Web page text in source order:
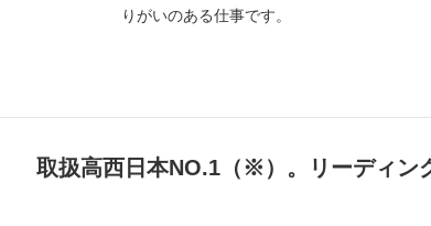
りがいのある仕事です。
取扱高西日本NO.1（※）。リーディン